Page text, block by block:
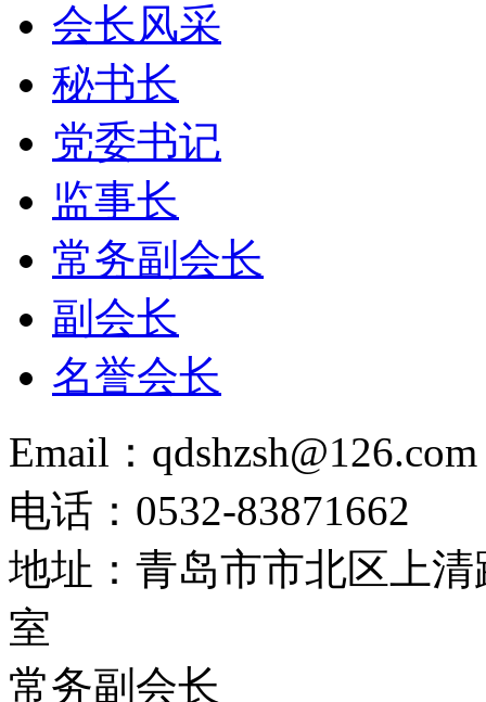
会长风采
秘书长
党委书记
监事长
常务副会长
副会长
名誉会长
Email：qdshzsh@126.com
电话：0532-83871662
地址：青岛市市北区上
室
常务副会长